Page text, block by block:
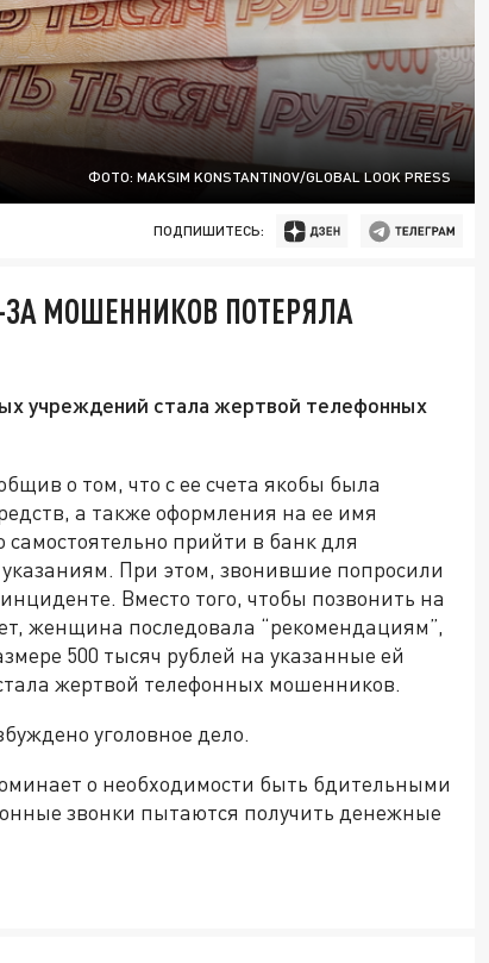
ФОТО: MAKSIM KONSTANTINOV/GLOBAL LOOK PRESS
ПОДПИШИТЕСЬ:
МОШЕННИКОВ ПОТЕРЯЛА
учреждений стала жертвой телефонных
о том, что с ее счета якобы была
а также оформления на ее имя
прийти в банк для
При этом, звонившие попросили
Вместо того, чтобы позвонить на
женщина последовала “рекомендациям”,
500 тысяч рублей на указанные ей
жертвой телефонных мошенников.
уголовное дело.
о необходимости быть бдительными
звонки пытаются получить денежные